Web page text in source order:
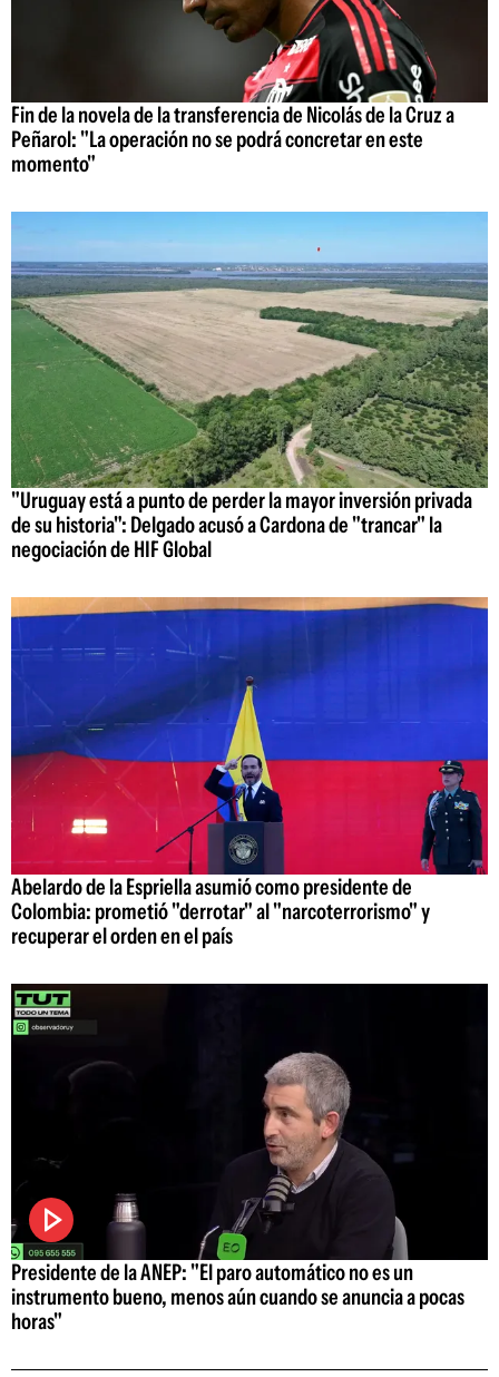
Fin de la novela de la transferencia de Nicolás de la Cruz a
Peñarol: "La operación no se podrá concretar en este
momento"
"Uruguay está a punto de perder la mayor inversión privada
de su historia": Delgado acusó a Cardona de "trancar" la
negociación de HIF Global
Abelardo de la Espriella asumió como presidente de
Colombia: prometió "derrotar" al "narcoterrorismo" y
recuperar el orden en el país
Presidente de la ANEP: "El paro automático no es un
instrumento bueno, menos aún cuando se anuncia a pocas
horas"